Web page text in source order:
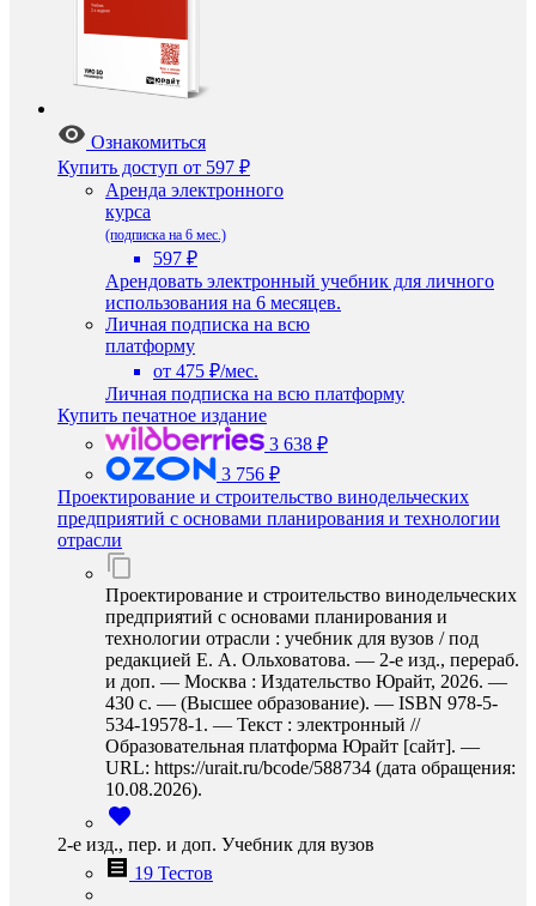
Ознакомиться
Купить доступ от 597 ₽
Аренда электронного
курса
(подписка на 6 мес.)
597 ₽
Арендовать электронный учебник для личного
использования на 6 месяцев.
Личная подписка на всю
платформу
от 475 ₽/мес.
Личная подписка на всю платформу
Купить печатное издание
3 638 ₽
3 756 ₽
Проектирование и строительство винодельческих
предприятий с основами планирования и технологии
отрасли
Проектирование и строительство винодельческих
предприятий с основами планирования и
технологии отрасли : учебник для вузов / под
редакцией Е. А. Ольховатова. — 2-е изд., перераб.
и доп. — Москва : Издательство Юрайт, 2026. —
430 с. — (Высшее образование). — ISBN 978-5-
534-19578-1. — Текст : электронный //
Образовательная платформа Юрайт [сайт]. —
URL: https://urait.ru/bcode/588734 (дата обращения:
10.08.2026).
2-е изд., пер. и доп. Учебник для вузов
19 Тестов